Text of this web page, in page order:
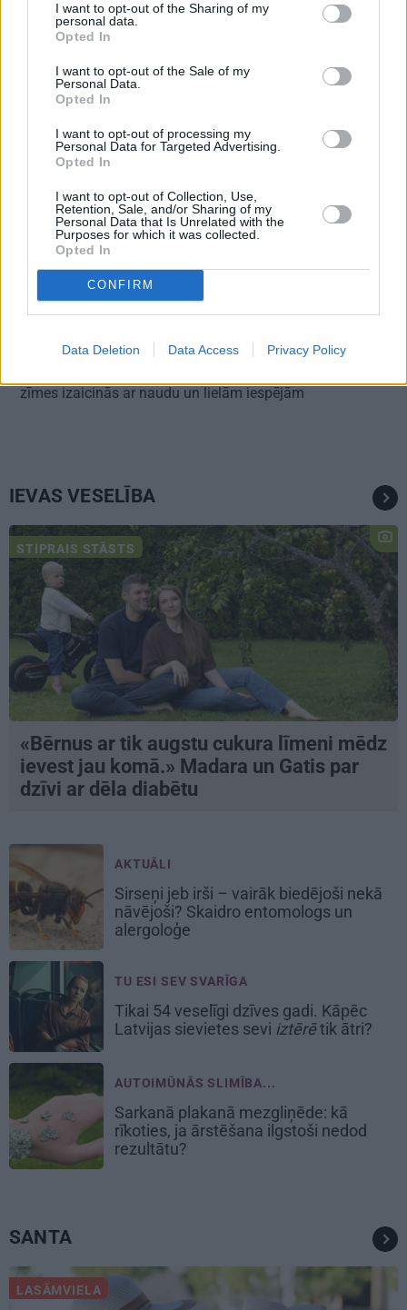
I want to opt-out of the Sharing of my
personal data.
Opted In
I want to opt-out of the Sale of my
Personal Data.
Opted In
I want to opt-out of processing my
Personal Data for Targeted Advertising.
Opted In
I want to opt-out of Collection, Use,
Retention, Sale, and/or Sharing of my
Personal Data that Is Unrelated with the
Purposes for which it was collected.
Opted In
CONFIRM
Data Deletion Data Access Privacy Policy
zīmes izaicinās ar naudu un lielām iespējām
IEVAS VESELĪBA
STIPRAIS STĀSTS
«Bērnus ar tik augstu cukura līmeni mēdz
ievest jau komā.» Madara un Gatis par
dzīvi ar dēla diabētu
AKTUĀLI
Sirseņi jeb irši – vairāk biedējoši nekā
nāvējoši? Skaidro entomologs un
alergoloģe
TU ESI SEV SVARĪGA
Tikai 54 veselīgi dzīves gadi. Kāpēc
Latvijas sievietes sevi iztērētik ātri?
AUTOIMŪNĀS SLIMĪBA...
Sarkanā plakanā mezgliņēde: kā
rīkoties, ja ārstēšana ilgstoši nedod
rezultātu?
SANTA
LASĀMVIELA